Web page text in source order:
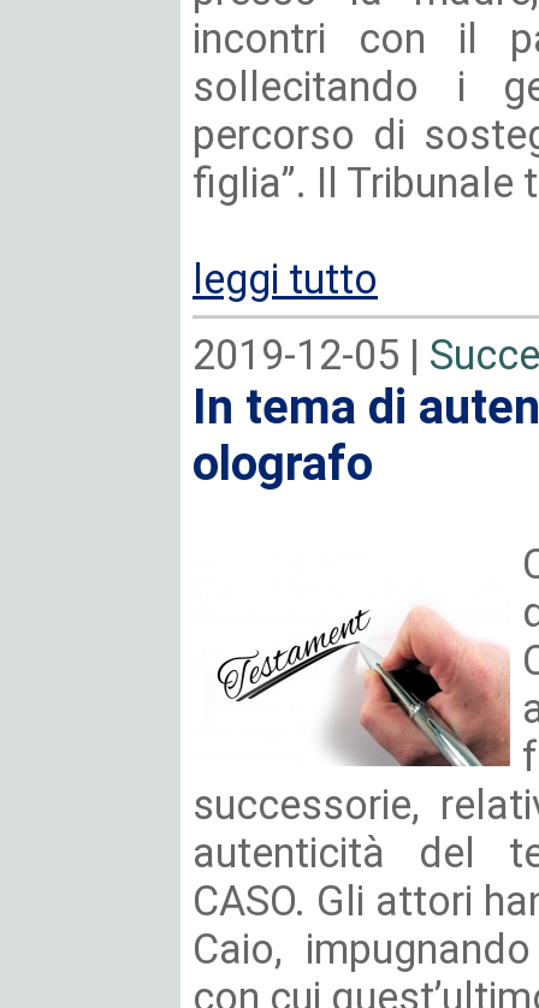
incontri con il
sollecitando i
percorso di
figlia”. Il Tribunale
leggi tutto
2019-12-05 |
In tema di
olografo
successorie,
autenticità del
CASO. Gli attori
Caio,
con cui